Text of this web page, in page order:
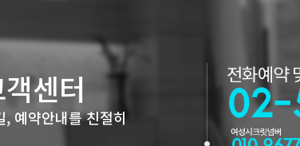
센터
예약안내를 친절히